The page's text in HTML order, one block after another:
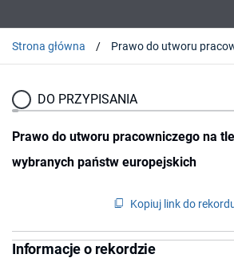
Strona główna
DO PRZYPISANIA
Prawo do utworu pracowniczego na
wybranych państw europejskich
Kopiuj link do
Informacje o rekordzie